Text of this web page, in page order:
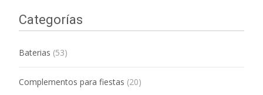
Categorías
Baterias (53)
Complementos para fiestas (20)